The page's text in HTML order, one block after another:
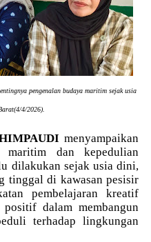
pengenalan budaya maritim sejak usia
4/2026).
menyampaikan
maritim dan kepedulian
dilakukan sejak usia dini,
tinggal di kawasan pesisir
pembelajaran kreatif
dalam membangun
terhadap lingkungan